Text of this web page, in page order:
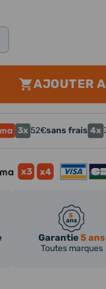
AJOUTER
3x 52€sans frais 4x
Garantie5 ans
Toutes marques